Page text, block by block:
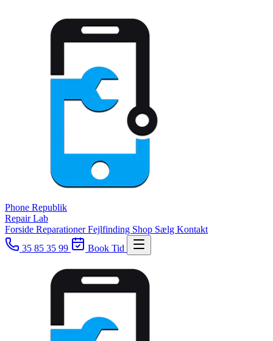
Phone Republik
Repair Lab
Forside ReparationerFejlfinding Shop Sælg Kontakt
35 85 35 99
Book Tid